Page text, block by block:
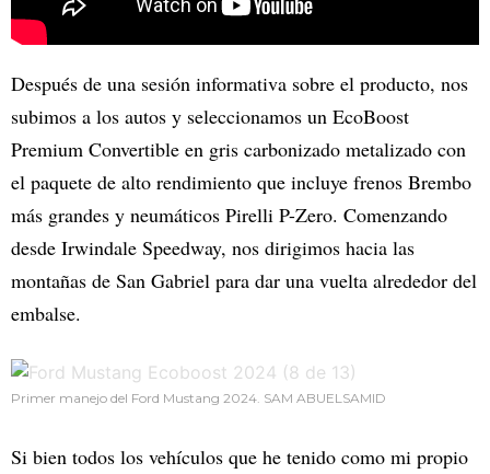
Después de una sesión informativa sobre el producto, nos
subimos a los autos y seleccionamos un EcoBoost
Premium Convertible en gris carbonizado metalizado con
el paquete de alto rendimiento que incluye frenos Brembo
más grandes y neumáticos Pirelli P-Zero. Comenzando
desde Irwindale Speedway, nos dirigimos hacia las
montañas de San Gabriel para dar una vuelta alrededor del
embalse.
Primer manejo del Ford Mustang 2024. SAM ABUELSAMID
Si bien todos los vehículos que he tenido como mi propio